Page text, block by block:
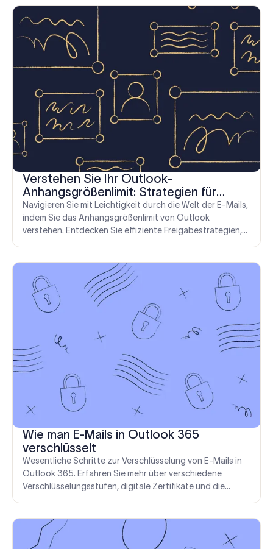
Verstehen Sie Ihr Outlook-
Anhangsgrößenlimit: Strategien für
effizientes Teilen
Navigieren Sie mit Leichtigkeit durch die Welt der E-Mails,
indem Sie das Anhangsgrößenlimit von Outlook
verstehen. Entdecken Sie effiziente Freigabestrategien,
Wie man E-Mails in Outlook 365
verschlüsselt
Wesentliche Schritte zur Verschlüsselung von E-Mails in
Outlook 365. Erfahren Sie mehr über verschiedene
Verschlüsselungsstufen, digitale Zertifikate und die